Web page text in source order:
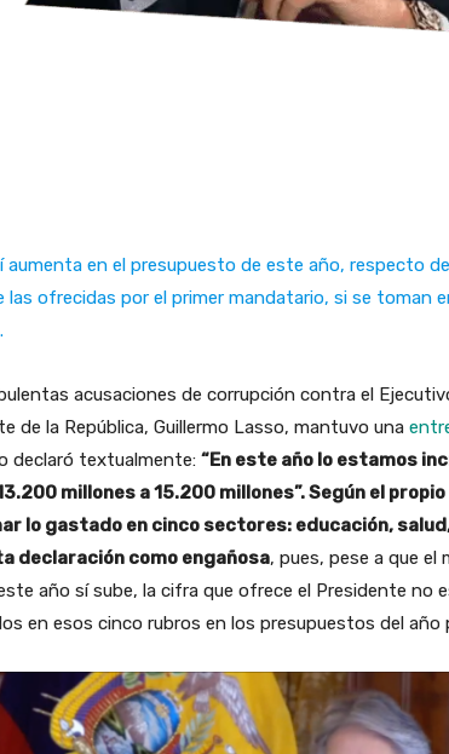
aumenta en el presupuesto de este año, respecto
las ofrecidas por el primer mandatario, si se toman
acusaciones de corrupción contra el
de la República, Guillermo Lasso, mantuvo una
declaró textualmente: “En este año lo estamos
millones a 15.200 millones”. Según el
lo gastado en cinco sectores: educación,
declaración como engañosa, pues, pese a que
año sí sube, la cifra que ofrece el Presidente no
en esos cinco rubros en los presupuestos del año